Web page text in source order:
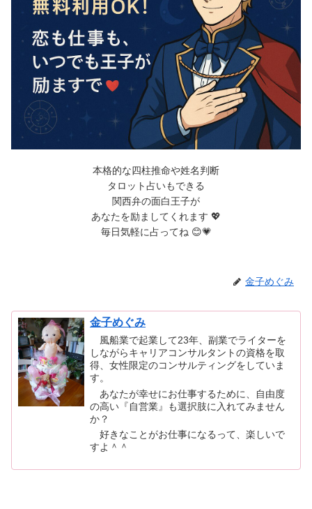
本格的な四柱推命や姓名判断
タロット占いもできる
関西弁の面白王子が
あなたを励ましてくれます 💖
毎日気軽に占ってね 😊💗
金子めぐみ
金子めぐみ
風船業で起業して23年、副業でライターを
しながらキャリアコンサルタントの資格を取
得、女性限定のコンサルティングをしていま
す。
あなたが幸せにお仕事するために、自由度
の高い『自営業』も選択肢に入れてみません
か？
好きなことがお仕事になるって、楽しいで
すよ＾＾